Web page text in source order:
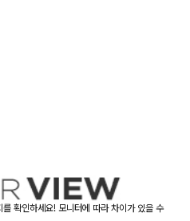
확인하세요! 모니터에 따라 차이가 있을 수